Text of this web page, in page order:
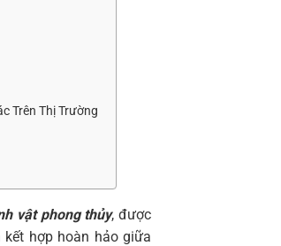
Trên Thị Trường
vật phong thủy, được
hợp hoàn hảo giữa